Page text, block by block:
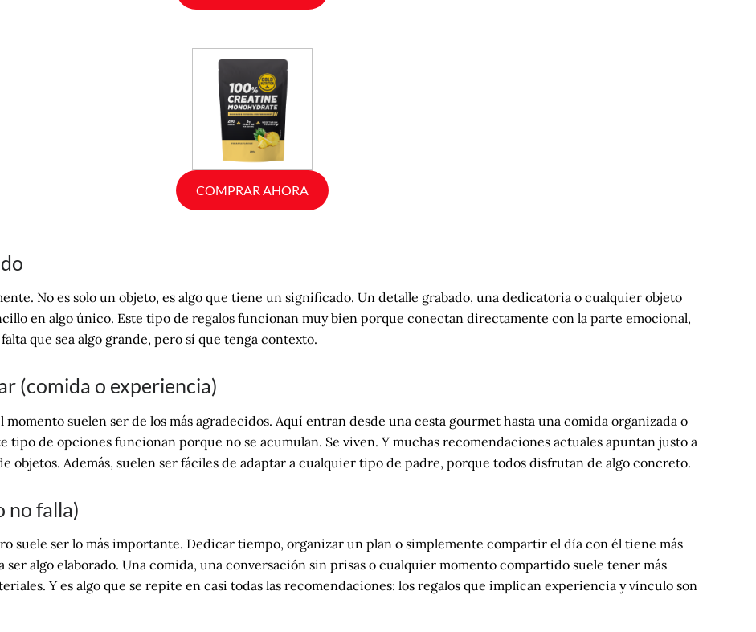
COMPRAR AHORA
No es solo un objeto, es algo que tiene un significado. Un detalle grabado, una dedicatoria o cualquier objeto
en algo único. Este tipo de regalos funcionan muy bien porque conectan directamente con la parte emocional,
que sea algo grande, pero sí que tenga contexto.
(comida o experiencia)
momento suelen ser de los más agradecidos. Aquí entran desde una cesta gourmet hasta una comida organizada o
tipo de opciones funcionan porque no se acumulan. Se viven. Y muchas recomendaciones actuales apuntan justo a
objetos. Además, suelen ser fáciles de adaptar a cualquier tipo de padre, porque todos disfrutan de algo concreto.
no falla)
suele ser lo más importante. Dedicar tiempo, organizar un plan o simplemente compartir el día con él tiene más
ser algo elaborado. Una comida, una conversación sin prisas o cualquier momento compartido suele tener más
Y es algo que se repite en casi todas las recomendaciones: los regalos que implican experiencia y vínculo son